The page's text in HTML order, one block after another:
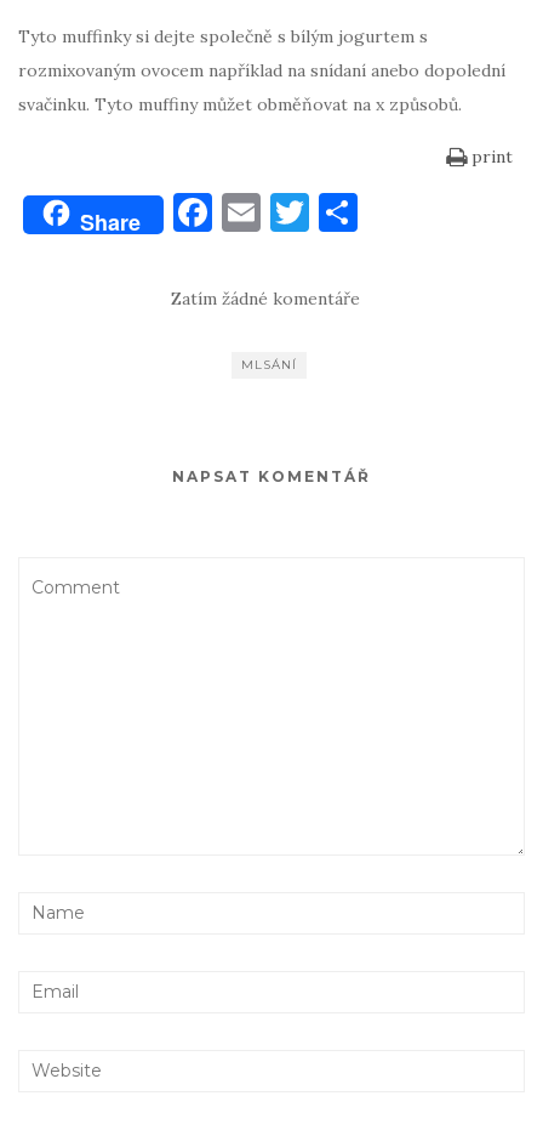
Tyto muffinky si dejte společně s bílým jogurtem s
rozmixovaným ovocem například na snídaní anebo dopolední
svačinku. Tyto muffiny můžet obměňovat na x způsobů.
print
Share F
c
k
E
ai
T
it ar
Zatím žádné komentáře
MLSÁNÍ
NAPSAT KOMENTÁŘ